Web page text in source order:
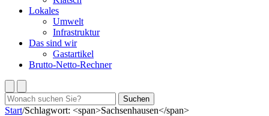
Lokales
Umwelt
Infrastruktur
Das sind wir
Gastartikel
Brutto-Netto-Rechner
Suchen
nach:
Suchen
Start/Schlagwort: <span>Sachsenhausen</span>